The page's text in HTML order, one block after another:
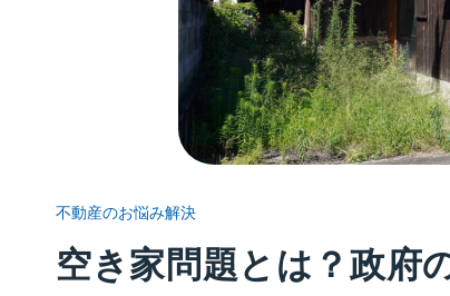
不動産のお悩み解決
空き家問題とは？政府